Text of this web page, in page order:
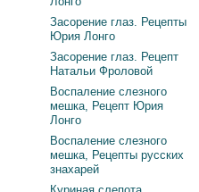
Засорение глаз. Рецепты
Юрия Лонго
Засорение глаз. Рецепт
Натальи Фроловой
Воспаление слезного
мешка, Рецепт Юрия
Лонго
Воспаление слезного
мешка, Рецепты русских
знахарей